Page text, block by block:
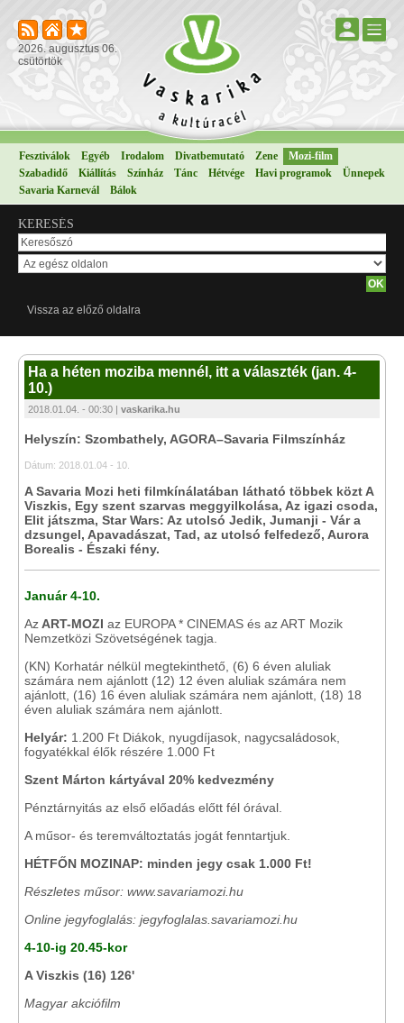
2026. augusztus 06.
csütörtök
Fesztiválok Egyéb Irodalom Divatbemutató Zene
Mozi-film
Szabadidő
Kiállítás Színház Tánc Hétvége Havi programok
Ünnepek
Savaria Karnevál
Bálok
KERESÉS
Vissza az előző oldalra
Ha a héten moziba mennél, itt a választék (jan. 4-
10.)
2018.01.04. - 00:30 | vaskarika.hu
Helyszín: Szombathely, AGORA–Savaria Filmszínház
Dátum: 2018.01.04 - 10.
A Savaria Mozi heti filmkínálatában látható többek közt A
Viszkis, Egy szent szarvas meggyilkolása, Az igazi csoda,
Elit játszma, Star Wars: Az utolsó Jedik, Jumanji - Vár a
dzsungel, Apavadászat, Tad, az utolsó felfedező, Aurora
Borealis - Északi fény.
Január 4-10.
Az ART-MOZI az EUROPA * CINEMAS és az ART Mozik
Nemzetközi Szövetségének tagja.
(KN) Korhatár nélkül megtekinthető, (6) 6 éven aluliak
számára nem ajánlott (12) 12 éven aluliak számára nem
ajánlott, (16) 16 éven aluliak számára nem ajánlott, (18) 18
éven aluliak számára nem ajánlott.
Helyár: 1.200 Ft Diákok, nyugdíjasok, nagycsaládosok,
fogyatékkal élők részére 1.000 Ft
Szent Márton kártyával 20% kedvezmény
Pénztárnyitás az első előadás előtt fél órával.
A műsor- és teremváltoztatás jogát fenntartjuk.
HÉTFŐN MOZINAP: minden jegy csak 1.000 Ft!
Részletes műsor: www.savariamozi.hu
Online jegyfoglalás: jegyfoglalas.savariamozi.hu
4-10-ig 20.45-kor
A Viszkis (16) 126'
Magyar akciófilm